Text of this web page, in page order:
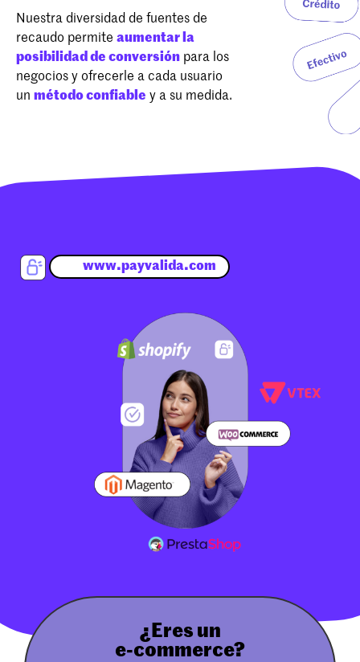
Nuestra diversidad de fuentes de
recaudo permite aumentar la
posibilidad de conversión para los
negocios y ofrecerle a cada usuario
un método confiable y a su medida.
www.payvalida.com
¿Eres un
e-commerce?